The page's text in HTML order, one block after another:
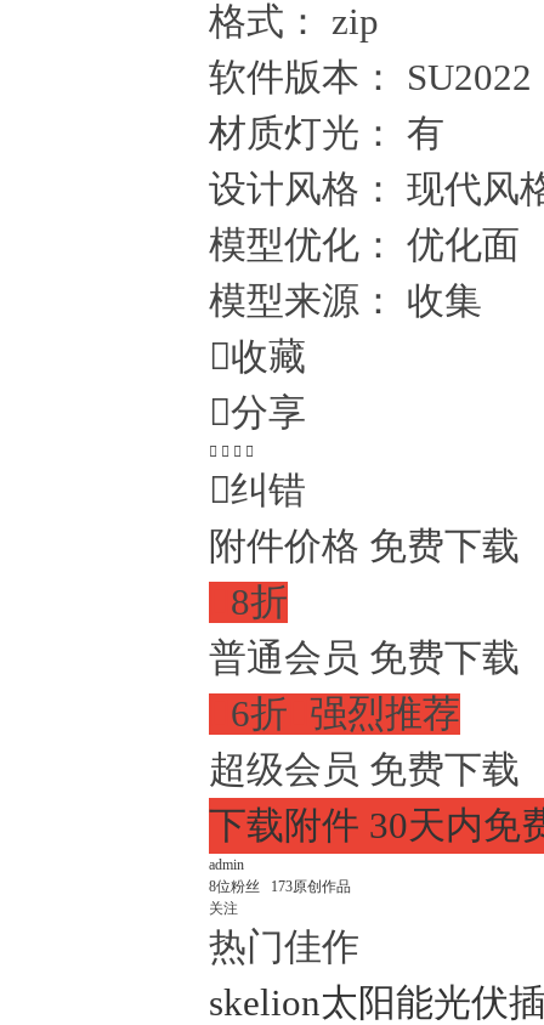
格式：
zip
软件版本：
SU2022
材质灯光：
有
设计风格：
现代风
模型优化：
优化面
模型来源：
收集
收藏
分享
   
纠错
附件价格 免费下载
8折
普通会员 免费下载
6折 强烈推荐
超级会员 免费下载
下载附件 30天内免
admin
8位粉丝 173原创作品
关注
热门佳作
skelion太阳能光伏